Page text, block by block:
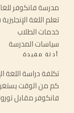
مدرسة فانكوفر
تعلم اللغة
خدمات الطلاب
سياسات المدرسة
أدلة مفيدة
تكلفة دراسة اللغة
كم من الوقت يستغرق
فانكوفر مقابل